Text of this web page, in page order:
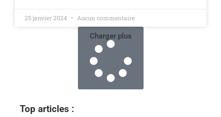
25 janvier 2024 Aucun commentaire
Charger plus
Top articles :